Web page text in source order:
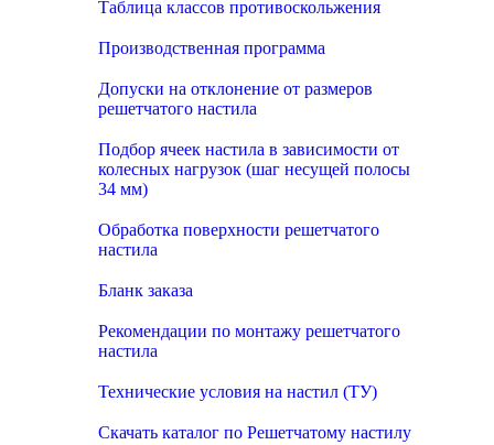
Таблица классов противоскольжения
Производственная программа
Допуски на отклонение от размеров
решетчатого настила
Подбор ячеек настила в зависимости от
колесных нагрузок (шаг несущей полосы
34 мм)
Обработка поверхности решетчатого
настила
Бланк заказа
Рекомендации по монтажу решетчатого
настила
Технические условия на настил (ТУ)
Скачать каталог по Решетчатому настилу